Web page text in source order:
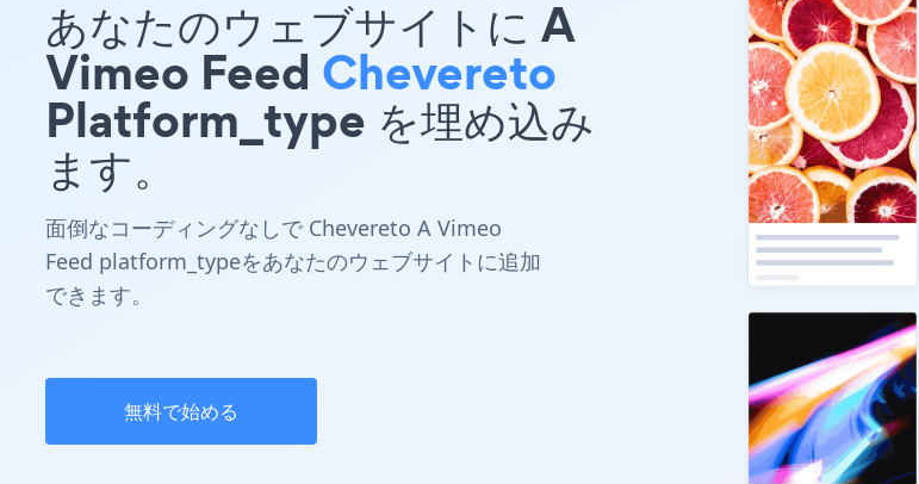
あなたのウェブサイトに A
Vimeo Feed Chevereto
Platform_type を埋め込み
ます。
面倒なコーディングなしで Chevereto A Vimeo
Feed platform_typeをあなたのウェブサイトに追加
できます。
無料で始める